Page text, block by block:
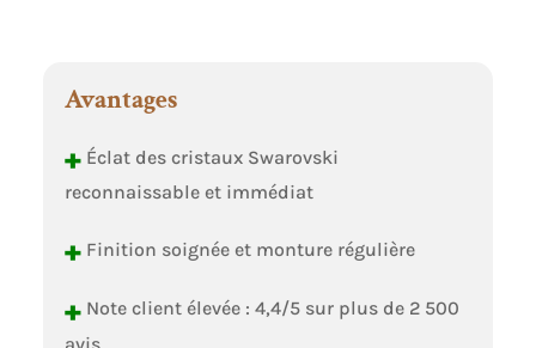
Avantages
+Éclat des cristaux Swarovski
reconnaissable et immédiat
+Finition soignée et monture régulière
+Note client élevée : 4,4/5 sur plus de 2 500
avis